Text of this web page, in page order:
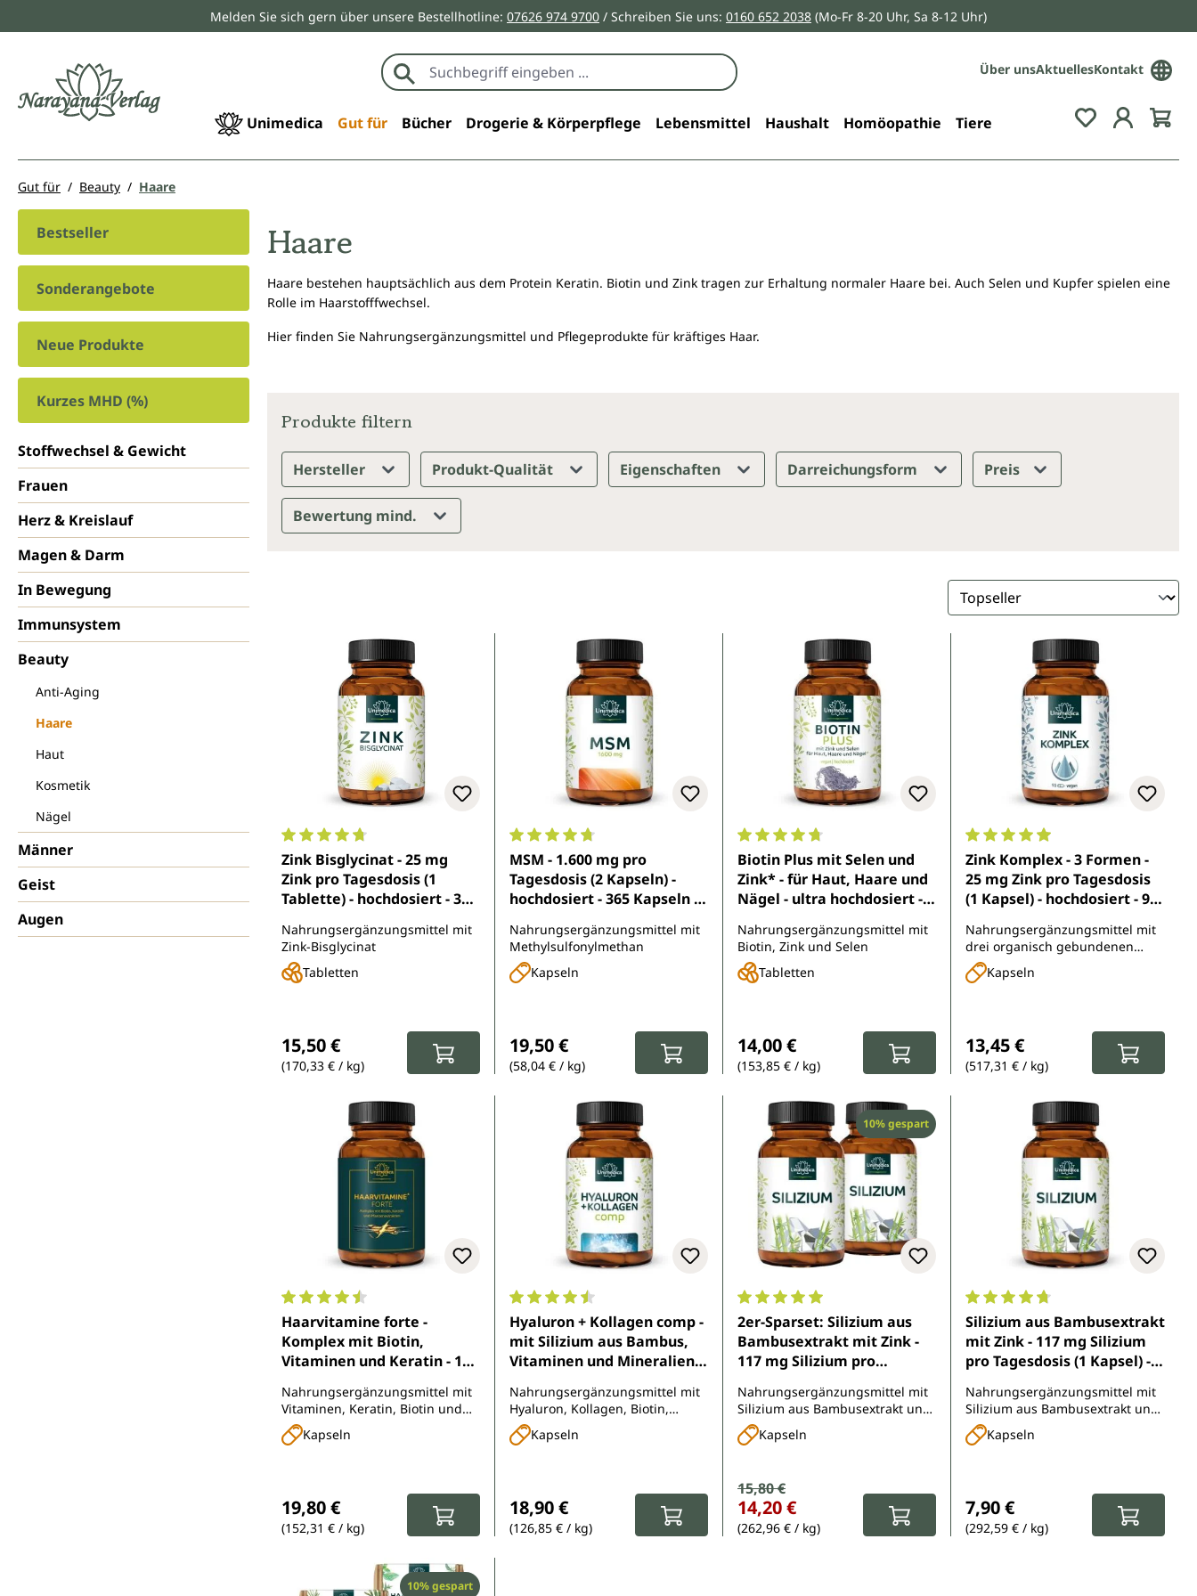
Zur Hauptnavigation springenMelden Sie sich gern über unsere Bestellhotline: 07626 974 9700 / Schreiben Sie uns: 0160 652 2038 (Mo-Fr 8-20 Uhr, Sa 8-12 Uhr)
Über unsAktuellesKontakt
Unimedica Gut für Bücher Drogerie & Körperpflege Lebensmittel Haushalt Homöopathie Tiere Du hast 0
Gut für Beauty Haare
Bestseller
Sonderangebote
Neue Produkte
Kurzes MHD (%)
Stoffwechsel & Gewicht
Frauen
Herz & Kreislauf
Magen & Darm
In Bewegung
Immunsystem
Beauty
Anti-Aging
Haare
Haut
Kosmetik
Nägel
Männer
Geist
Augen
Haare
Haare bestehen hauptsächlich aus dem Protein Keratin. Biotin und Zink tragen zur Erhaltung normaler Haare bei. Auch Selen und Kupfer spielen eine
Rolle im Haarstofffwechsel.
Hier finden Sie Nahrungsergänzungsmittel und Pflegeprodukte für kräftiges Haar.
Produkte filtern
Hersteller Produkt-Qualität Eigenschaften Darreichungsform Preis
Bewertung mind.
Durchschnittliche Bewertung von 4.8 von 5 Sternen
Zink Bisglycinat - 25 mg
Zink pro Tagesdosis (1
Tablette) - hochdosiert - 365
Nahrungsergänzungsmittel mit
Zink-Bisglycinat
Tabletten
15,50 €
(170,33 € / kg)
Durchschnittliche Bewertung von 4.8 von 5 Sternen
MSM - 1.600 mg pro
Tagesdosis (2 Kapseln) -
hochdosiert - 365 Kapseln -
Nahrungsergänzungsmittel mit
Methylsulfonylmethan
Kapseln
19,50 €
(58,04 € / kg)
Durchschnittliche Bewertung von 4.7 von 5 Sternen
Biotin Plus mit Selen und
Zink* - für Haut, Haare und
Nägel - ultra hochdosiert -
Unimedica
Nahrungsergänzungsmittel mit
Biotin, Zink und Selen
Tabletten
14,00 €
(153,85 € / kg)
Durchschnittliche Bewertung von
Zink Komplex - 3 Formen -
25 mg Zink pro Tagesdosis
(1 Kapsel) - hochdosiert - 90
Nahrungsergänzungsmittel mit
drei organisch gebundenen
Zinkformen
Kapseln
13,45 €
(517,31 € / kg)
Durchschnittliche Bewertung von 4.4 von 5 Sternen
Haarvitamine forte -
Komplex mit Biotin,
Vitaminen und Keratin - 180
Nahrungsergänzungsmittel mit
Vitaminen, Keratin, Biotin und
weiteren Inhaltsstoffen
Kapseln
19,80 €
(152,31 € / kg)
Durchschnittliche Bewertung von 4.5 von 5 Sternen
Hyaluron + Kollagen comp -
mit Silizium aus Bambus,
Vitaminen und Mineralien -
Unimedica
Nahrungsergänzungsmittel mit
Hyaluron, Kollagen, Biotin,
Selen, Zink, Silizium aus
Bambusextrakt und Vitamin C
Kapseln
18,90 €
(126,85 € / kg)
Rabatt
10% gespart
Durchschnittliche Bewertung von 5 von 5 Sternen
2er-Sparset: Silizium aus
Bambusextrakt mit Zink -
117 mg Silizium pro
60 Kapseln
Nahrungsergänzungsmittel mit
Silizium aus Bambusextrakt und
Zink
Kapseln
Verkaufspreis:
Regulärer Preis:
15,80 €
14,20 €
(262,96 € / kg)
Durchschnittliche Bewertung von
Silizium aus Bambusextrakt
mit Zink - 117 mg Silizium
pro Tagesdosis (1 Kapsel) -
Nahrungsergänzungsmittel mit
Silizium aus Bambusextrakt und
Zink
Kapseln
7,90 €
(292,59 € / kg)
Rabatt
10% gespart